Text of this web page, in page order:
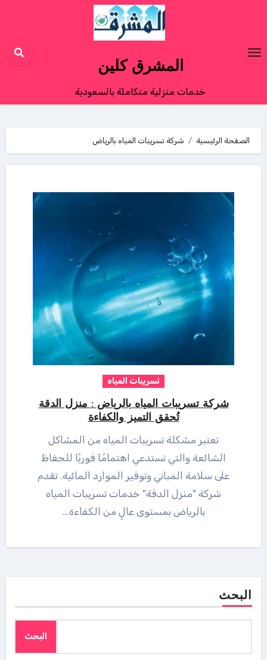
المشرق كلين
خدمات منزلية متكاملة بالسعودية
الصفحة الرئيسية شركة تسريبات المياه بالرياض
تسريبات المياه
شركة تسريبات المياه بالرياض : منزل الدقة
تُحقق التميز والكفاءة
تعتبر مشكلة تسريبات المياه من المشاكل
الشائعة والتي تستدعي اهتمامًا فوريًا للحفاظ
على سلامة المباني وتوفير الموارد المائية. تقدم
شركة "منزل الدقة" خدمات تسريبات المياه
بالرياض بمستوى عالٍ من الكفاءة…
البحث
البحث